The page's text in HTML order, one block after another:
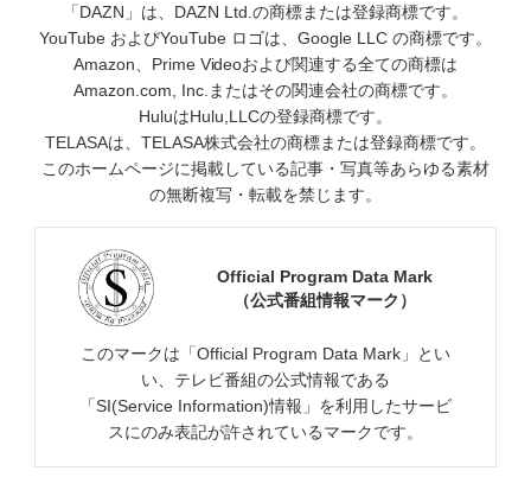
「DAZN」は、DAZN Ltd.の商標または登録商標です。
YouTube およびYouTube ロゴは、Google LLC の商標です。
Amazon、Prime Videoおよび関連する全ての商標は
Amazon.com, Inc.またはその関連会社の商標です。
HuluはHulu,LLCの登録商標です。
TELASAは、TELASA株式会社の商標または登録商標です。
このホームページに掲載している記事・写真等あらゆる素材
の無断複写・転載を禁じます。
Official Program Data Mark
（公式番組情報マーク）
このマークは「Official Program Data Mark」とい
い、テレビ番組の公式情報である
「SI(Service Information)情報」を利用したサービ
スにのみ表記が許されているマークです。